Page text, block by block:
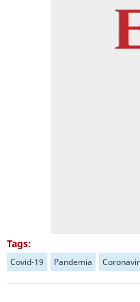
Tags:
Covid-19 Pandemia